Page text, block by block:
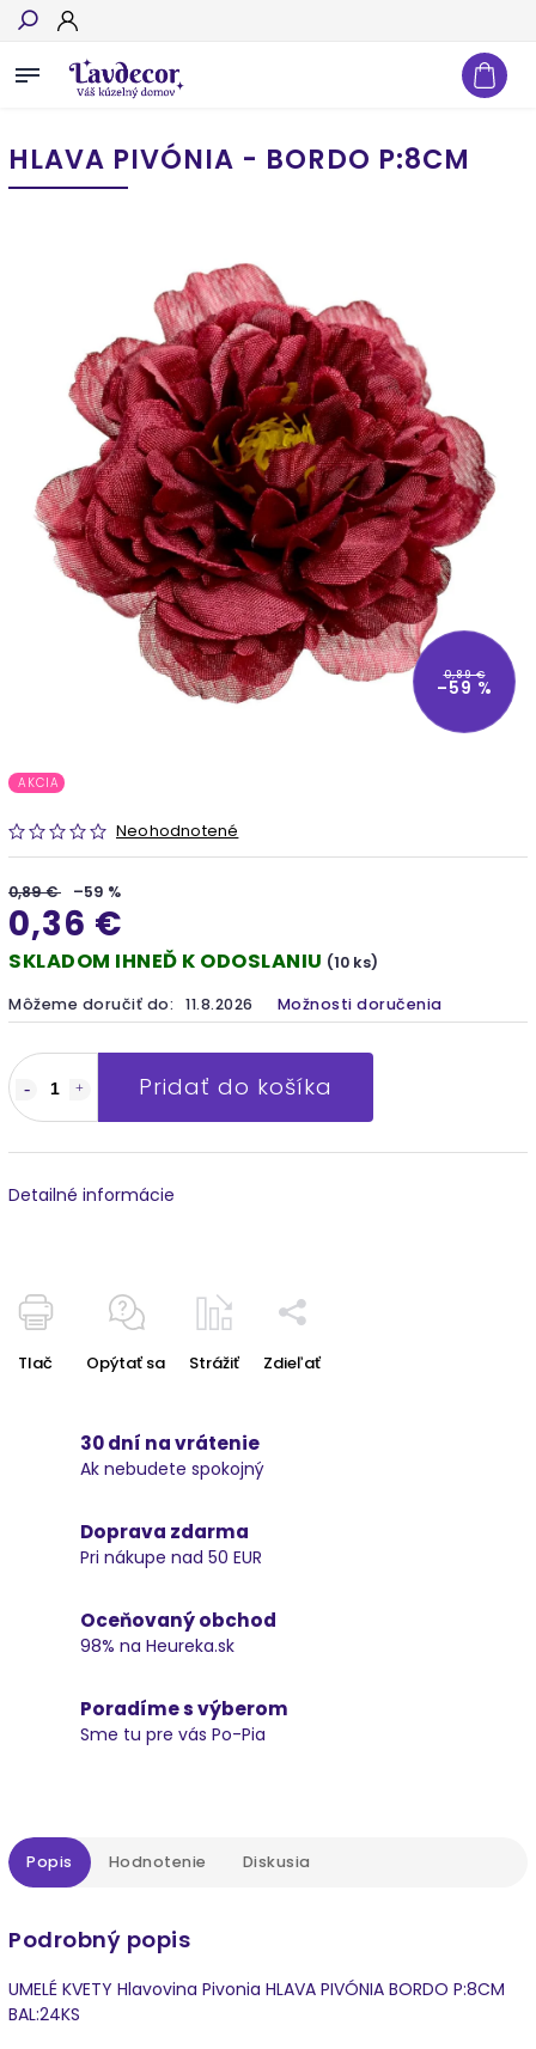
Hľadať
HLAVA PIVÓNIA - BORDO P:8CM
0,89 €
–59 %
AKCIA
Neohodnotené
0,89 € –59 %
0,36 €
SKLADOM IHNEĎ K ODOSLANIU (10 ks)
Môžeme doručiť do: 11.8.2026 Možnosti doručenia
Pridať do košíka
Detailné informácie
Tlač Opýtať sa Strážiť Zdieľať
30 dní na vrátenie
Ak nebudete spokojný
Doprava zdarma
Pri nákupe nad 50 EUR
Oceňovaný obchod
98% na Heureka.sk
Poradíme s výberom
Sme tu pre vás Po-Pia
Popis Hodnotenie Diskusia
Podrobný popis
UMELÉ KVETY Hlavovina Pivonia HLAVA PIVÓNIA BORDO P:8CM
BAL:24KS